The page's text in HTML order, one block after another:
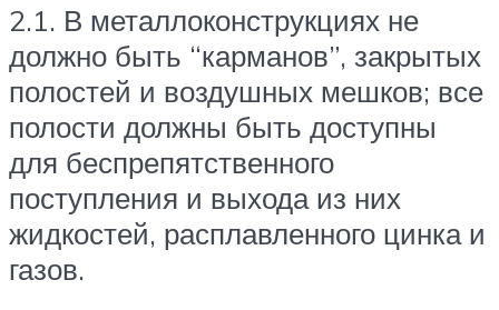
2.1. В металлоконструкциях не
должно быть “карманов”, закрытых
полостей и воздушных мешков; все
полости должны быть доступны
для беспрепятственного
поступления и выхода из них
жидкостей, расплавленного цинка и
газов.